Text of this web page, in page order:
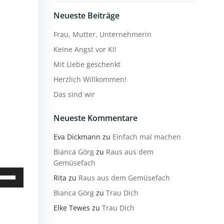
Neueste Beiträge
Frau, Mutter, Unternehmerin
Keine Angst vor KI!
Mit Liebe geschenkt
Herzlich Willkommen!
Das sind wir
Neueste Kommentare
Eva Dickmann zu Einfach mal machen
Bianca Görgzu Raus aus dem
Gemüsefach
Rita zu Raus aus dem Gemüsefach
Bianca Görgzu Trau Dich
Elke Tewes zu Trau Dich